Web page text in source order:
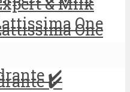
One
✔️
One
✔️